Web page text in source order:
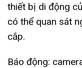
thiết bị di động
có thể quan sát
cắp.
Báo động: